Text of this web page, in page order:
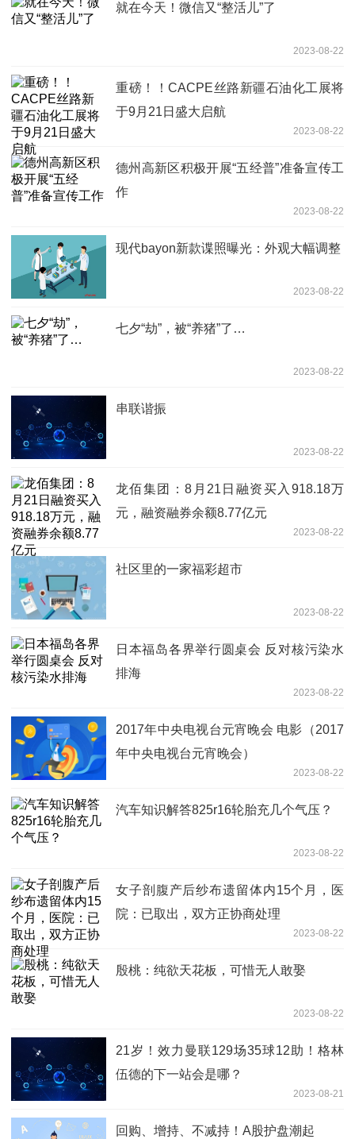
就在今天！微信又“整活儿”了
2023-08-22
重磅！！CACPE丝路新疆石油化工展将
于9月21日盛大启航
2023-08-22
德州高新区积极开展“五经普”准备宣传工
作
2023-08-22
现代bayon新款谍照曝光：外观大幅调整
2023-08-22
七夕“劫”，被“养猪”了…
2023-08-22
串联谐振
2023-08-22
龙佰集团：8月21日融资买入918.18万
元，融资融券余额8.77亿元
2023-08-22
社区里的一家福彩超市
2023-08-22
日本福岛各界举行圆桌会 反对核污染水
排海
2023-08-22
2017年中央电视台元宵晚会 电影（2017
年中央电视台元宵晚会）
2023-08-22
汽车知识解答825r16轮胎充几个气压？
2023-08-22
女子剖腹产后纱布遗留体内15个月，医
院：已取出，双方正协商处理
2023-08-22
殷桃：纯欲天花板，可惜无人敢娶
2023-08-22
21岁！效力曼联129场35球12助！格林
伍德的下一站会是哪？
2023-08-21
回购、增持、不减持！A股护盘潮起